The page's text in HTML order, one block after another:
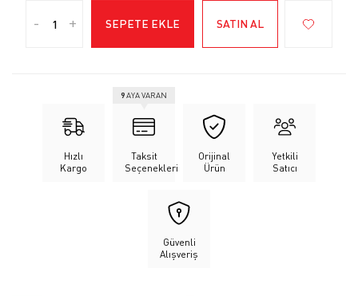
- + SEPETE EKLE SATIN AL
Hızlı
Kargo
Taksit
Seçenekleri
9AYA VARAN
Orijinal
Ürün
Yetkili
Satıcı
Güvenli
Alışveriş